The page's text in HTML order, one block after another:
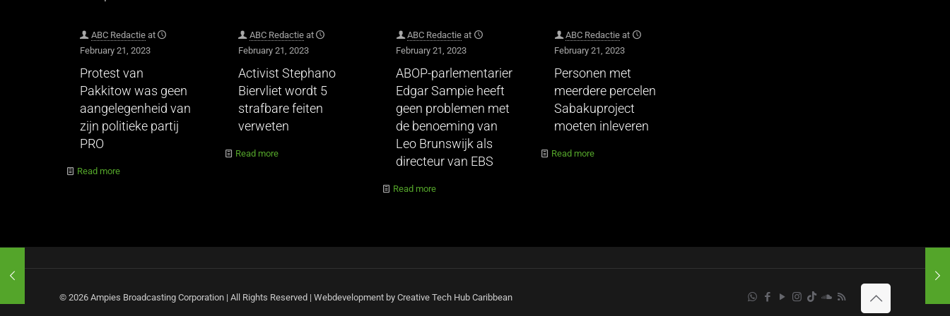
ABC Redactie at
February 21, 2023
Protest van
Pakkitow was geen
aangelegenheid van
zijn politieke partij
PRO
Read more
ABC Redactie at
February 21, 2023
Activist Stephano
Biervliet wordt 5
strafbare feiten
verweten
Read more
ABC Redactie at
February 21, 2023
ABOP-parlementarier
Edgar Sampie heeft
geen problemen met
de benoeming van
Leo Brunswijk als
directeur van EBS
Read more
ABC Redactie at
February 21, 2023
Personen met
meerdere percelen
Sabakuproject
moeten inleveren
Read more
© 2026 Ampies Broadcasting Corporation | All Rights Reserved | Webdevelopment by Creative Tech Hub Caribbean